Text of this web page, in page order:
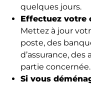
quelques jours.
Effectuez votre
Mettez à jour
poste, des
d’assurance,
partie concernée.
Si vous